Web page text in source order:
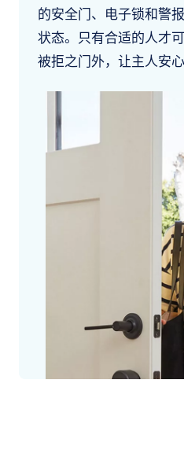
的安全门、电子锁和警
状态。只有合适的人才
被拒之门外，让主人安心